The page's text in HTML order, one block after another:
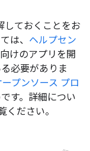
しておくことをお
は、 ヘルプセン
けのアプリを開
必要がありま
プンソース プロ
す。詳細につい
ください。